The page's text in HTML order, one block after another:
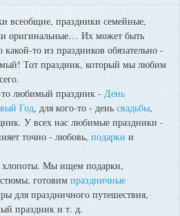
всеобщие, праздники семейные,
оригинальные… Их может быть
то из праздников обязательно -
Тот праздник, который мы любим
любимый праздник - День
Год, для кого-то - деньсвадьбы,
У всех нас любимые праздники -
точно - любовь,подаркии
хлопоты. Мы ищем подарки,
готовимпраздничные
для праздничного путешествия,
праздник и т. д.